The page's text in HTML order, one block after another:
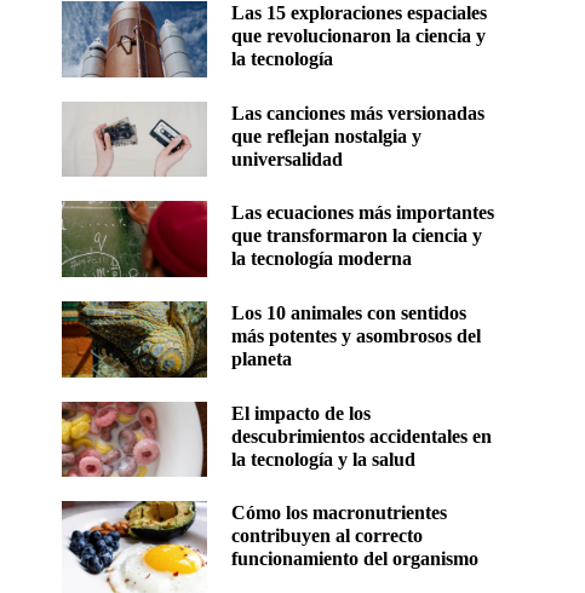
Las 15 exploraciones espaciales
que revolucionaron la ciencia y
la tecnología
Las canciones más versionadas
que reflejan nostalgia y
universalidad
Las ecuaciones más importantes
que transformaron la ciencia y
la tecnología moderna
Los 10 animales con sentidos
más potentes y asombrosos del
planeta
El impacto de los
descubrimientos accidentales en
la tecnología y la salud
Cómo los macronutrientes
contribuyen al correcto
funcionamiento del organismo